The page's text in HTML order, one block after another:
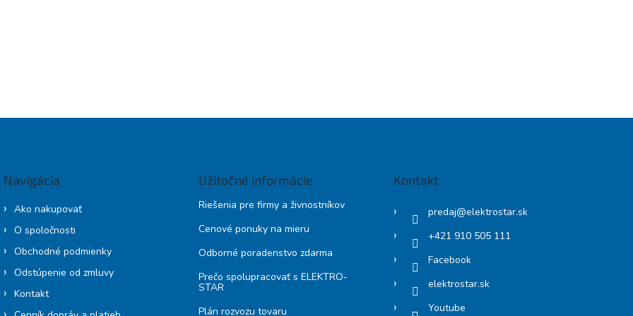
Navigácia
Ako nakupovať
O spoločnosti
Obchodné podmienky
Odstúpenie od zmluvy
Kontakt
Užitočné informácie
Riešenia pre firmy a živnostníkov
Cenové ponuky na mieru
Odborné poradenstvo zdarma
Prečo spolupracovať s ELEKTRO-
STAR
Plán rozvozu tovaru
Kontakt
predaj@elektrostar.sk
+421 910 505 111
Facebook
elektrostar.sk
Youtube